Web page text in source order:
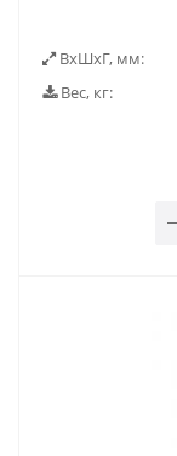
ВxШxГ, мм:
Вес, кг: